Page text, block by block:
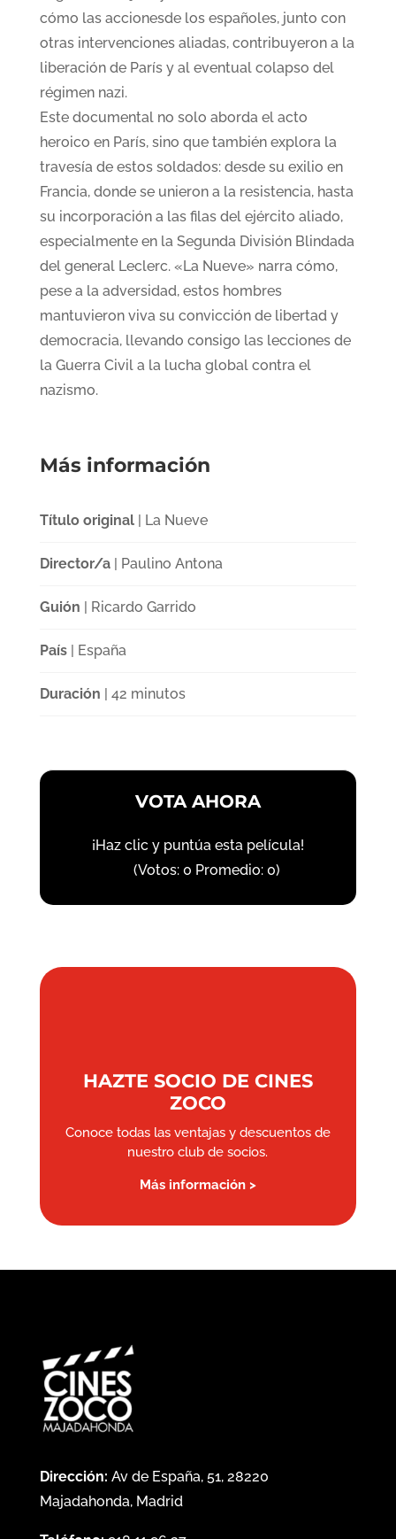
cómo las accionesde los españoles, junto con
otras intervenciones aliadas, contribuyeron a la
liberación de París y al eventual colapso del
régimen nazi.
Este documental no solo aborda el acto
heroico en París, sino que también explora la
travesía de estos soldados: desde su exilio en
Francia, donde se unieron a la resistencia, hasta
su incorporación a las filas del ejército aliado,
especialmente en la Segunda División Blindada
del general Leclerc. «La Nueve» narra cómo,
pese a la adversidad, estos hombres
mantuvieron viva su convicción de libertad y
democracia, llevando consigo las lecciones de
la Guerra Civil a la lucha global contra el
nazismo.
Más información
Título original| La Nueve
Director/a| Paulino Antona
Guión | Ricardo Garrido
País| España
Duración | 42 minutos
VOTA AHORA
¡Haz clic y puntúa esta película!
(Votos: 0 Promedio: 0)
HAZTE SOCIO DE CINES
ZOCO
Conoce todas las ventajas y descuentos de
nuestro club de socios.
Más información >
Dirección: Av de España, 51, 28220
Majadahonda, Madrid